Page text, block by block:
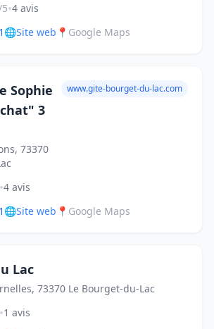
•4 avis
🌐Site web 📍 Google Maps
Sophie
3
73370
www.gite-bourget-du-lac.com
•4 avis
🌐Site web 📍 Google Maps
Lac
73370 Le Bourget-du-Lac
•1 avis